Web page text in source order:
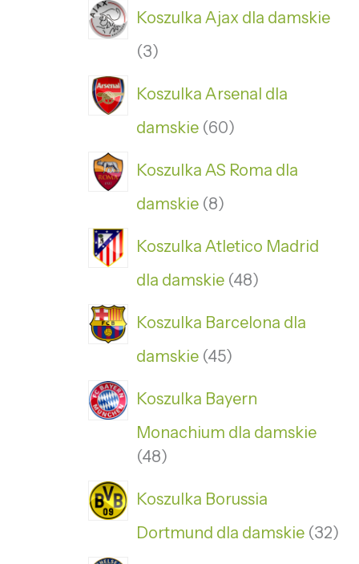
Koszulka Ajax dla damskie
3
Koszulka Arsenal dla
damskie 60
Koszulka AS Roma dla
damskie 8
Koszulka Atletico Madrid
dla damskie 48
Koszulka Barcelona dla
damskie 45
Koszulka Bayern
Monachium dla damskie
48
Koszulka Borussia
Dortmund dla damskie 32